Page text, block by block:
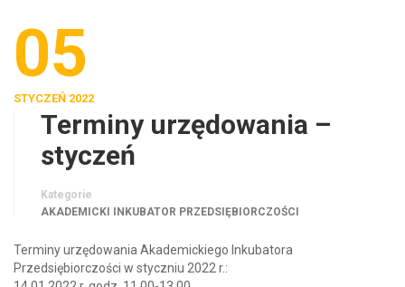
05
STYCZEŃ 2022
Terminy urzędowania –
styczeń
Kategorie
AKADEMICKI INKUBATOR PRZEDSIĘBIORCZOŚCI
Terminy urzędowania Akademickiego Inkubatora
Przedsiębiorczości w styczniu 2022 r.: